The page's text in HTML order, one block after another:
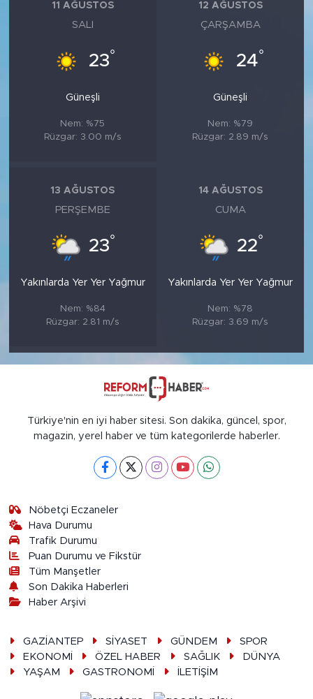
11 AĞUSTOS
SALI
23°
Güneşli
Nem: %75
Rüzgar: 3.00 m/s
12 AĞUSTOS
ÇARŞAMBA
24°
Güneşli
Nem: %79
Rüzgar: 2.89 m/s
13 AĞUSTOS
PERŞEMBE
23°
Yakınlarda Yer Yer Yağmur
Nem: %84
Rüzgar: 2.81 m/s
14 AĞUSTOS
CUMA
22°
Yakınlarda Yer Yer Yağmur
Nem: %78
Rüzgar: 3.69 m/s
Türkiye'nin en iyi haber sitesi. Son dakika, güncel, spor,
magazin, yerel haber ve tüm kategorilerde haberler.
Nöbetçi Eczaneler
Hava Durumu
Trafik Durumu
Puan Durumu ve Fikstür
Tüm Manşetler
Son Dakika Haberleri
Haber Arşivi
GAZİANTEP SİYASET GÜNDEM
SPOR
EKONOMİ
ÖZEL HABER SAĞLIK
DÜNYA
YAŞAM
GASTRONOMİ İLETİŞİM